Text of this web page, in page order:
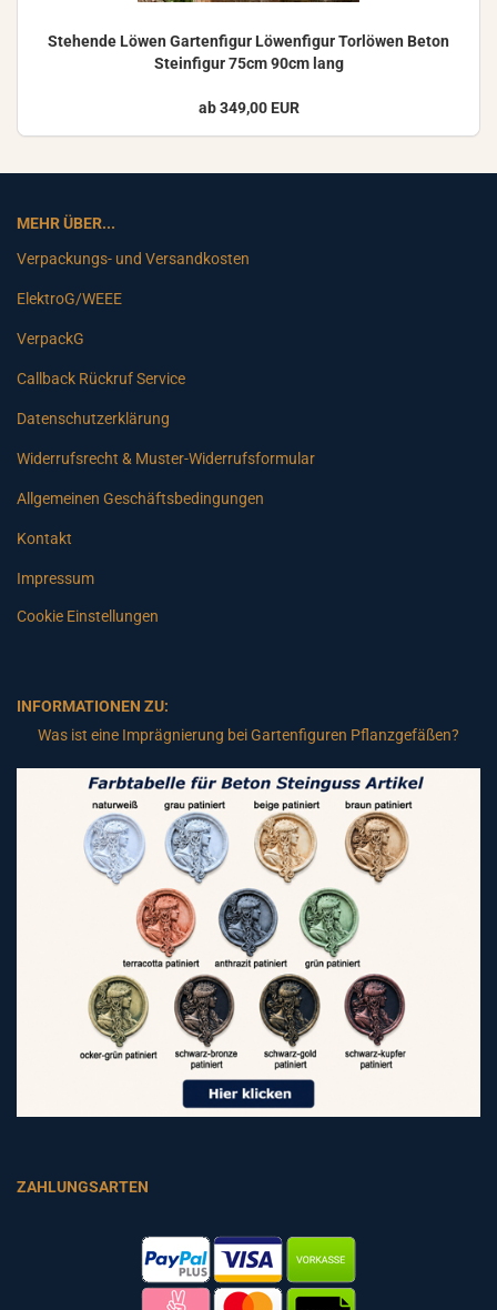
Ste­hen­de Löwen Gar­ten­fi­gur Lö­wen­fi­gur Tor­lö­wen Beton
Stein­fi­gur 75cm 90cm lang
ab 349,00 EUR
MEHR ÜBER...
Verpackungs- und Versandkosten
ElektroG/WEEE
VerpackG
Callback Rückruf Service
Datenschutzerklärung
Widerrufsrecht & Muster-Widerrufsformular
Allgemeinen Geschäftsbedingungen
Kontakt
Impressum
Cookie Einstellungen
INFORMATIONEN ZU:
Was ist eine Imprägnierung bei Gartenfiguren Pflanzgefäßen?
ZAHLUNGSARTEN